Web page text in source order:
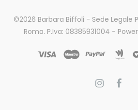
©2026 Barbara Biffoli - Sede Legale
Roma. P.Iva: 08385931004 -